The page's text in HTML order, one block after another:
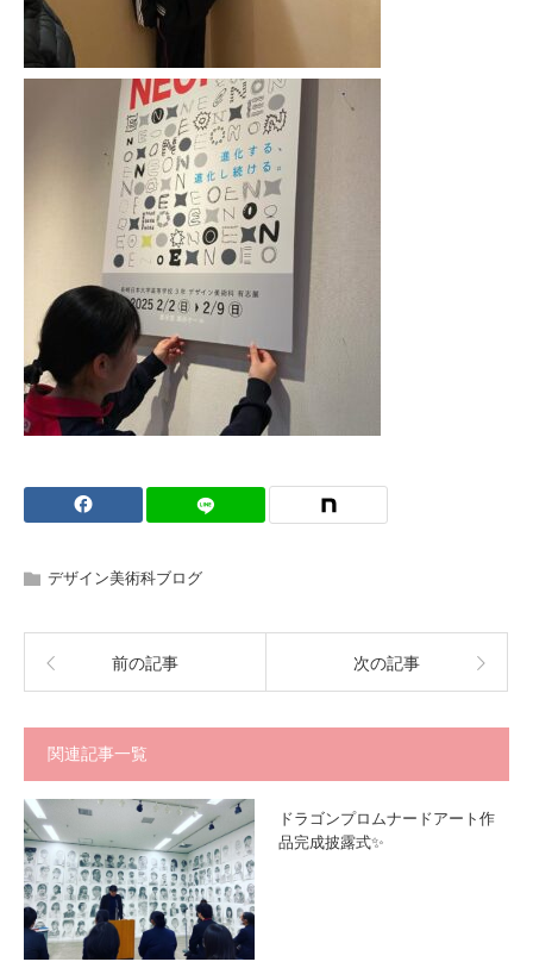
デザイン美術科ブログ
前の記事 次の記事
関連記事一覧
ドラゴンプロムナードアート作
品完成披露式✨